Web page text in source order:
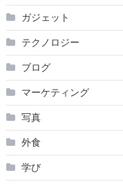
ガジェット
テクノロジー
ブログ
マーケティング
写真
外食
学び